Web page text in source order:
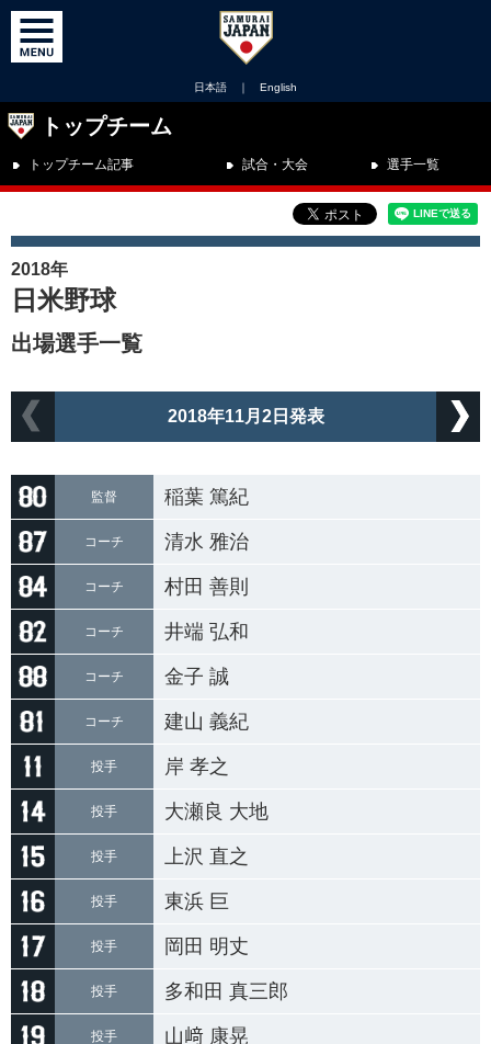
日本語 ｜ English
トップチーム
トップチーム記事 試合・大会 選手一覧
2018年
日米野球
出場選手一覧
2018年11月2日発表
監督 稲葉 篤紀
コーチ 清水 雅治
コーチ 村田 善則
コーチ 井端 弘和
コーチ 金子 誠
コーチ 建山 義紀
投手 岸 孝之
投手 大瀬良 大地
投手 上沢 直之
投手 東浜 巨
投手 岡田 明丈
投手 多和田 真三郎
投手 山﨑 康晃